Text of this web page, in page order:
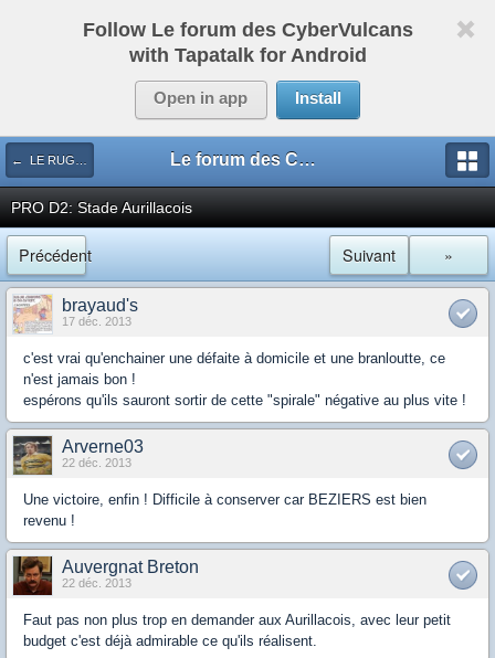
Follow Le forum des CyberVulcans
with Tapatalk for Android
Open in app Install
← LE RUGBY DE CHEZ NOUS Le forum des CyberVulcans
PRO D2: Stade Aurillacois
Précédent »
Suivant
brayaud's
17 déc. 2013
c'est vrai qu'enchainer une défaite à domicile et une branloutte, ce
n'est jamais bon !
espérons qu'ils sauront sortir de cette "spirale" négative au plus vite !
Arverne03
22 déc. 2013
Une victoire, enfin ! Difficile à conserver car BEZIERS est bien
revenu !
Auvergnat Breton
22 déc. 2013
Faut pas non plus trop en demander aux Aurillacois, avec leur petit
budget c'est déjà admirable ce qu'ils réalisent.